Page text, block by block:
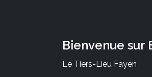
Bienvenue sur
Le Tiers-Lieu Fayen